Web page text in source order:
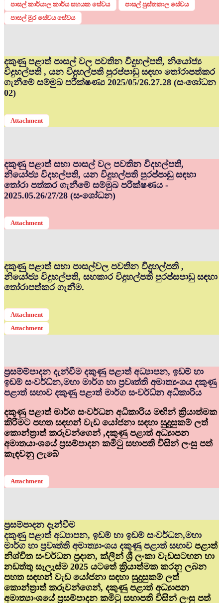
පාසල් කාර්යාල කාර්ය සහයක සේවය
පාසල් පුස්තකාල සේවය
පාසල් මුර සේවය සේවය
දකුණු පළාත් පාසල් වල පවතින විදුහල්පති, නියෝජ්‍ය
විදුහල්පති , යන විදුහල්පති පුරප්පාඩු සඳහා තෝරාපත්කර
ගැනීමේ සම්මුඛ පරීක්ෂණ්‍ය 2025/05/26.27.28 (සංශෝධන
02)
Attachment
දකුණු පළාත් සභා පාසල් වල පවතින විදහල්පති,
නියෝජ්‍ය විදහල්පති, යන විදුහල්පති පුරප්පාඩු සඳහා
තෝරා පත්කර ගැනීමේ සම්මුඛ පරීක්ෂණය -
2025.05.26/27/28 (සංශෝධන)
Attachment
දකුණු පළාත් සභා පාසල්වල පවතින විදුහල්පති ,
නියෝජ්‍ය විදුහල්පති, සහකාර විදුහල්පති පුරප්සපාඩු සඳහා
තෝරාපත්කර ගැනීම.
Attachment
Attachment
ප්‍රසම්ම්පාදන දැන්වීම දකුණු පළාත් අධ්‍යාපන, ඉඩම් හා
ඉඩම් සංවර්ධ්‍න,මහා මාර්ග හා ප්‍රවෘත්ති අමාත්‍යංශය දකුණු
පළාත් සභාව දකුණු පළාත් මාර්ග සංවර්ධ්‍න අධිකාරිය
දකුණු පළාත් මාර්ග සංවර්ධන අධිකාරිය මඟින් ක්‍රියාත්මක
කිරීමට පහත සඳහන් වැඩ යෝජනා සඳහා සුදුසුකම් ලත්
කොන්ත්‍රාත් කරුවන්ගෙන් ,දකුණු පළාත් අධ්‍යාපන
අමාතයාංශයේ ප්‍රසම්පාදන කමිටු සභාපති විසින් ලංසු පත්
කැඳවනු ලැබේ
Attachment
ප්‍රසම්පාදන දැන්වීම
දකුණු පළාත් අධ්‍යාපන, ඉඩම් හා ඉඩම් සංවර්ධන,මහා
මාර්ග හා ප්‍රවෘත්ති අමාත්‍යාංශය දකුණු පළාත් සභාව පළාත්
නිශ්චිත සංවර්ධන ප්‍රදාන, ක්ලීන් ශ්‍රී ලංකා වැඩසටහන හා
නඩත්තු සැලැස්ම 2025 යටතේ ක්‍රියාත්මක කරනු ලබන
පහත සඳහන් වැඩ යෝජනා සඳහා සුදුසුකම් ලත්
කොන්ත්‍රාත් කරුවන්ගෙන්, දකුණු පළාත් අධ්‍යාපන
අමාත්‍යාංශයේ ප්‍රසම්පාදන කමිටු සභාපති විසින් ලංසු පත්